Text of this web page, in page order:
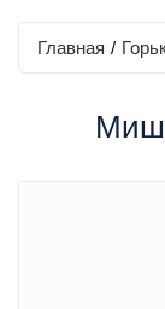
Главная /